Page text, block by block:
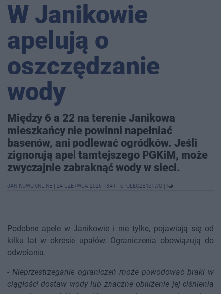
W Janikowie
apelują o
oszczędzanie
wody
Między 6 a 22 na terenie Janikowa
mieszkańcy nie powinni napełniać
basenów, ani podlewać ogródków. Jeśli
zignorują apel tamtejszego PGKiM, może
zwyczajnie zabraknąć wody w sieci.
JANIKOWO.ONLINE 24 CZERWCA 2026 13:41 SPOŁECZEŃSTWO
Podobne apele w Janikowie i nie tylko, pojawiają się od
kilku lat w okresie upałów. Ograniczenia obowiązują do
odwołania.
-Nieprzestrzeganie ograniczeń może powodować braki w
ciągłości dostaw wody lub znaczne obniżenie jej ciśnienia